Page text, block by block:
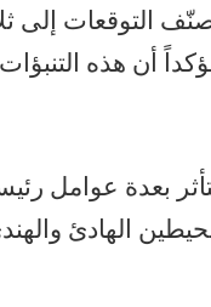
حيث تُصنّف
أن هذه
بعدة عوامل
الهادئ